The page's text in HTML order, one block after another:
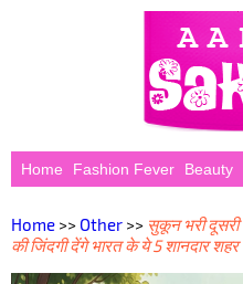
Home Fashion Fever Beauty
Home >> Other >> सुकून भरी दूसरी
की जिंदगी देंगे भारत के ये 5 शानदार शहर